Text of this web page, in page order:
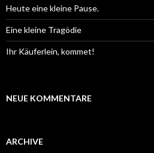
Heute eine kleine Pause.
Eine kleine Tragödie
Ihr Käuferlein, kommet!
NEUE KOMMENTARE
ARCHIVE